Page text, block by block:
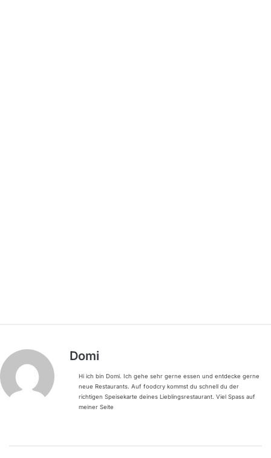
Domi
Hi ich bin Domi. Ich gehe sehr gerne essen und entdecke gerne
neue Restaurants. Auf foodcry kommst du schnell du der
richtigen Speisekarte deines Lieblingsrestaurant. Viel Spass auf
meiner Seite